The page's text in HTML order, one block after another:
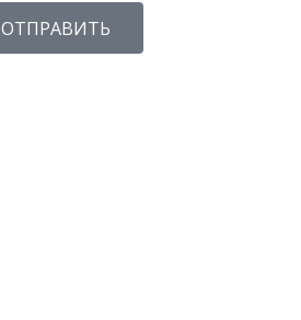
ОТПРАВИТЬ